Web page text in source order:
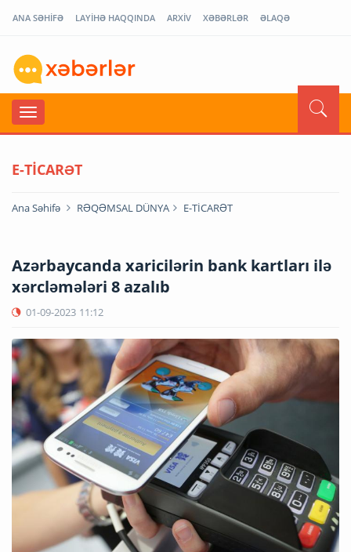
ANA SƏHİFƏ LAYİHƏ HAQQINDA ARXİV XƏBƏRLƏR ƏLAQƏ
E-TİCARƏT
Ana Səhifə RƏQƏMSAL DÜNYA E-TİCARƏT
Azərbaycanda xaricilərin bank kartları ilə
xərcləmələri 8 azalıb
01-09-2023 11:12